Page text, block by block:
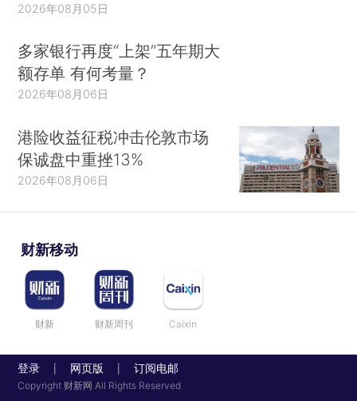
2026年08月05日
多家银行再度“上架”五年期大
额存单 有何考量？
2026年08月06日
港险收益征税冲击伦敦市场
保诚盘中重挫13%
2026年08月06日
财新移动
财新 财新周刊 Caixin
登录 网页版 订阅电邮
Copyright 财新网 All Rights Reserved